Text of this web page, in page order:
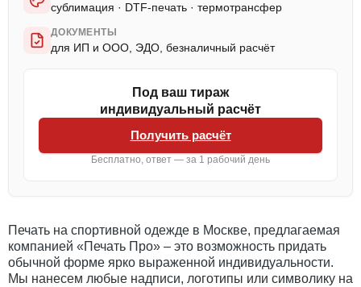
сублимация · DTF-печать · термотрансфер
ДОКУМЕНТЫ
для ИП и ООО, ЭДО, безналичный расчёт
Под ваш тираж
индивидуальный расчёт
Получить расчёт
Бесплатно, ответ — за 1 рабочий день
Печать на спортивной одежде в Москве, предлагаемая
компанией «Печать Про» – это возможность придать
обычной форме ярко выраженной индивидуальности.
Мы нанесем любые надписи, логотипы или символику на